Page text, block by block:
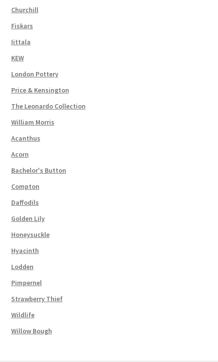
Churchill
Fiskars
Iittala
KEW
London Pottery
Price & Kensington
The Leonardo Collection
William Morris
Acanthus
Acorn
Bachelor's Button
Compton
Daffodils
Golden Lily
Honeysuckle
Hyacinth
Lodden
Pimpernel
Strawberry Thief
Wildlife
Willow Bough